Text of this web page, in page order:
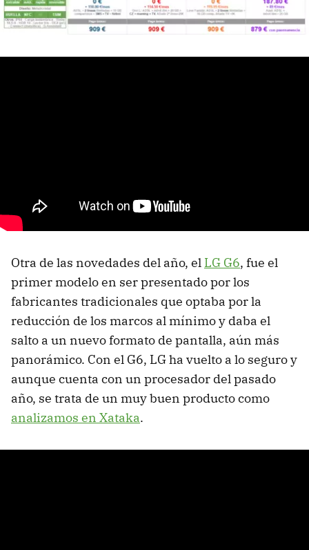
Otra de las novedades del año, el LG G6, fue el
primer modelo en ser presentado por los
fabricantes tradicionales que optaba por la
reducción de los marcos al mínimo y daba el
salto a un nuevo formato de pantalla, aún más
panorámico. Con el G6, LG ha vuelto a lo seguro y
aunque cuenta con un procesador del pasado
año, se trata de un muy buen producto como
analizamos en Xataka.